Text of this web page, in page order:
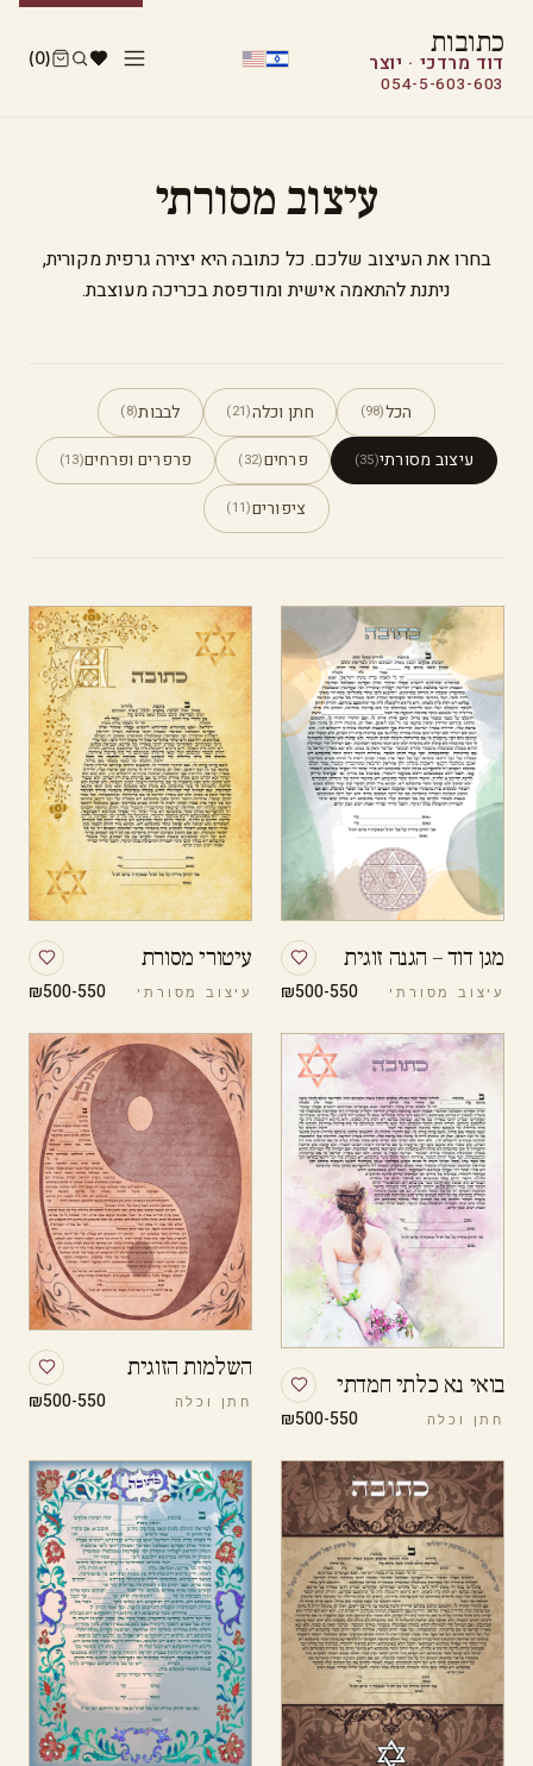
כתובות
דוד מרדכי · יוצר
054-5-603-603
(0)
עיצוב מסורתי
בחרו את העיצוב שלכם. כל כתובה היא יצירה גרפית מקורית,
ניתנת להתאמה אישית ומודפסת בכריכה מעוצבת.
הכל(98) חתן וכלה(21) לבבות(8)
עיצוב מסורתי(35) פרחים(32) פרפרים ופרחים(13)
ציפורים(11)
מגן דוד – הגנה זוגית
עיצוב מסורתי ₪500-550
עיטורי מסורת
עיצוב מסורתי ₪500-550
בואי נא כלתי חמדתי
חתן וכלה ₪500-550
השלמות הזוגית
חתן וכלה ₪500-550